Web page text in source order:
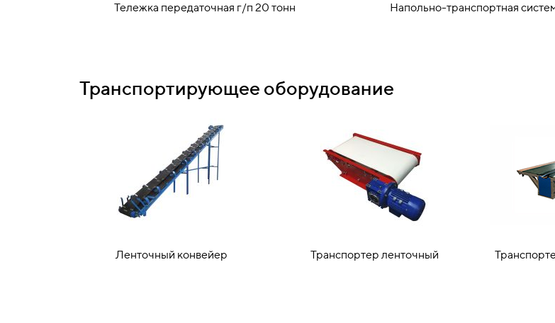
Тележка передаточная г/п 20 тонн Напольно-транспортная
Транспортирующее оборудование
Ленточный конвейер Транспортер ленточный